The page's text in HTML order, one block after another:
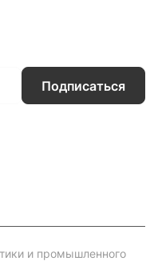
Подписаться
и промышленного